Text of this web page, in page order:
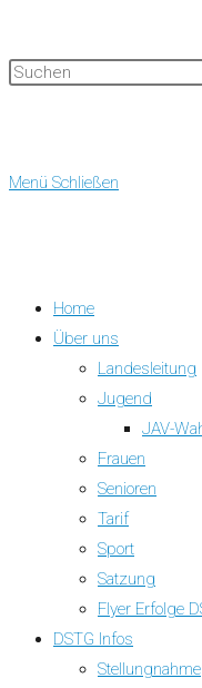
Menü Schließen
Home
Über uns
Landesleitung
Jugend
JAV-
Frauen
Senioren
Tarif
Sport
Satzung
Flyer Erfolge
DSTG Infos
Stellungnahme